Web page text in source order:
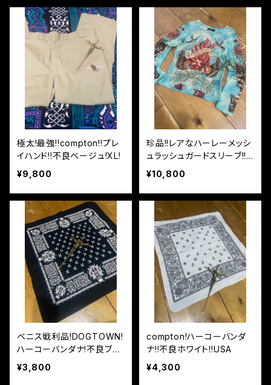
極太!最強!!compton!!プレ
イハンド!!不良ベージュ!XL!
¥9,800
珍品!!レアなハーレーメッシ
ュラッシュガードスリーブ!!ト
レーニングや川に!
¥10,800
ベニス戦利品!DOGTOWN!
ハーコーバンダナ!不良ブラ
ック
¥3,800
compton!ハーコーバンダ
ナ!!不良ホワイト!!USA
¥4,300